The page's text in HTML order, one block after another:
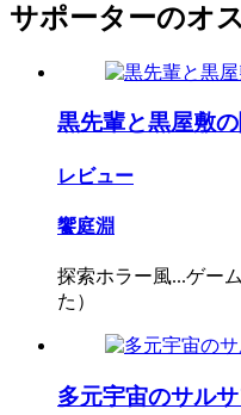
サポーターのオ
黒先輩と黒屋敷
レビュー
饗庭淵
探索ホラー風...ゲー
た）
多元宇宙のサル